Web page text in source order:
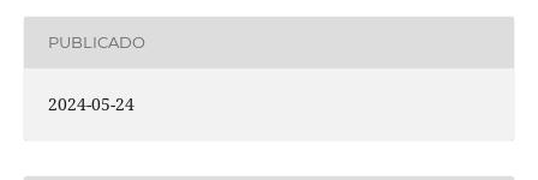
PUBLICADO
2024-05-24